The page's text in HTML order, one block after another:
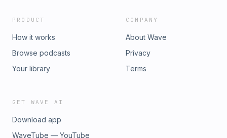
PRODUCT
How it works
Browse podcasts
Your library
COMPANY
About Wave
Privacy
Terms
GET WAVE AI
Download app
WaveTube — YouTube